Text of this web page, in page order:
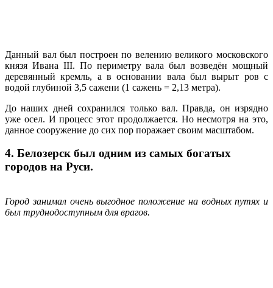
Данный вал был построен по велению великого московского
князя Ивана III. По периметру вала был возведён мощный
деревянный кремль, а в основании вала был вырыт ров с
водой глубиной 3,5 сажени (1 сажень = 2,13 метра).
До наших дней сохранился только вал. Правда, он изрядно
уже осел. И процесс этот продолжается. Но несмотря на это,
данное сооружение до сих пор поражает своим масштабом.
4. Белозерск был одним из самых богатых
городов на Руси.
Город занимал очень выгодное положение на водных путях и
был труднодоступным для врагов.